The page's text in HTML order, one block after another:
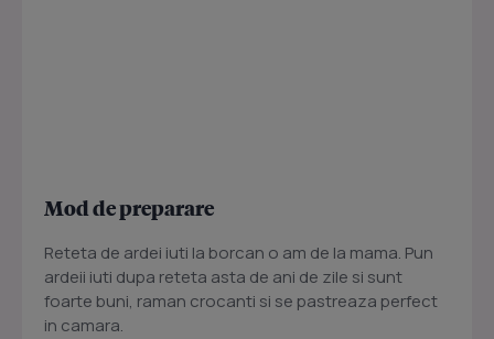
Mod de preparare
Reteta de ardei iuti la borcan o am de la mama. Pun
ardeii iuti dupa reteta asta de ani de zile si sunt
foarte buni, raman crocanti si se pastreaza perfect
in camara.